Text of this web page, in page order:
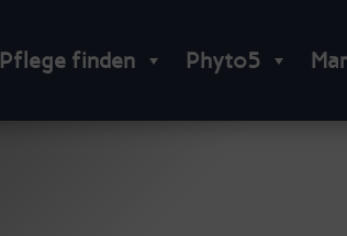
Pflege finden Phyto5